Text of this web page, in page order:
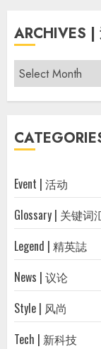
ARCHIVES |
Archives
|
过
文
Event | 活动
Glossary | 关键词
Legend | 精英誌
News | 议论
Style | 风尚
Tech | 新科技